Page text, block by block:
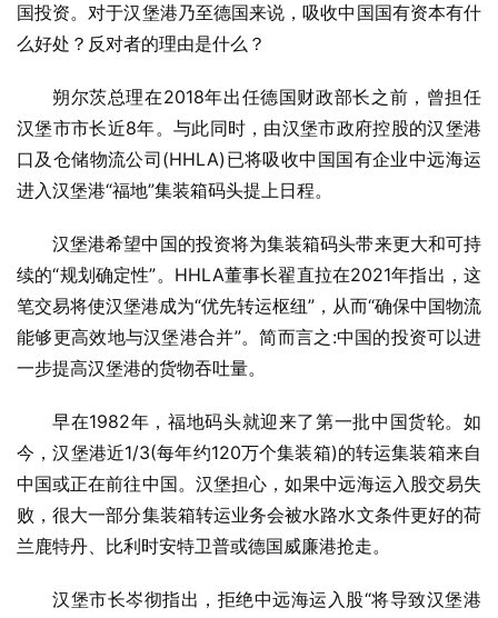
国投资。对于汉堡港乃至德国来说，吸收中国国有资本有什
么好处？反对者的理由是什么？
朔尔茨总理在2018年出任德国财政部长之前，曾担任
汉堡市市长近8年。与此同时，由汉堡市政府控股的汉堡港
口及仓储物流公司(HHLA)已将吸收中国国有企业中远海运
进入汉堡港“福地”集装箱码头提上日程。
汉堡港希望中国的投资将为集装箱码头带来更大和可持
续的“规划确定性”。HHLA董事长翟直拉在2021年指出，这
笔交易将使汉堡港成为“优先转运枢纽”，从而“确保中国物流
能够更高效地与汉堡港合并”。简而言之:中国的投资可以进
一步提高汉堡港的货物吞吐量。
早在1982年，福地码头就迎来了第一批中国货轮。如
今，汉堡港近1/3(每年约120万个集装箱)的转运集装箱来自
中国或正在前往中国。汉堡担心，如果中远海运入股交易失
败，很大一部分集装箱转运业务会被水路水文条件更好的荷
兰鹿特丹、比利时安特卫普或德国威廉港抢走。
汉堡市长岑彻指出，拒绝中远海运入股“将导致汉堡港